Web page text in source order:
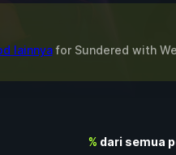
lainnyafor Sundered with
% dari semua